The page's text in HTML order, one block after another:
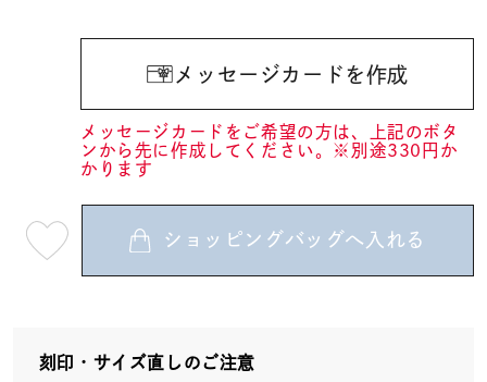
メッセージカードを作成
メッセージカードをご希望の方は、上記のボタ
ンから先に作成してください。※別途330円か
かります
08
送
ショッピングバッグへ入れる
刻印・サイズ直しのご注意